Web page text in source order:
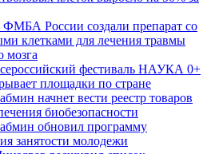
России создали препарат со
клетками для лечения травмы
мозга
фестиваль НАУКА 0+
площадки по стране
начнет вести реестр товаров
биобезопасности
обновил программу
занятости молодежи